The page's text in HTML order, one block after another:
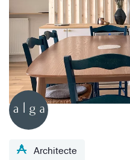
Architecte